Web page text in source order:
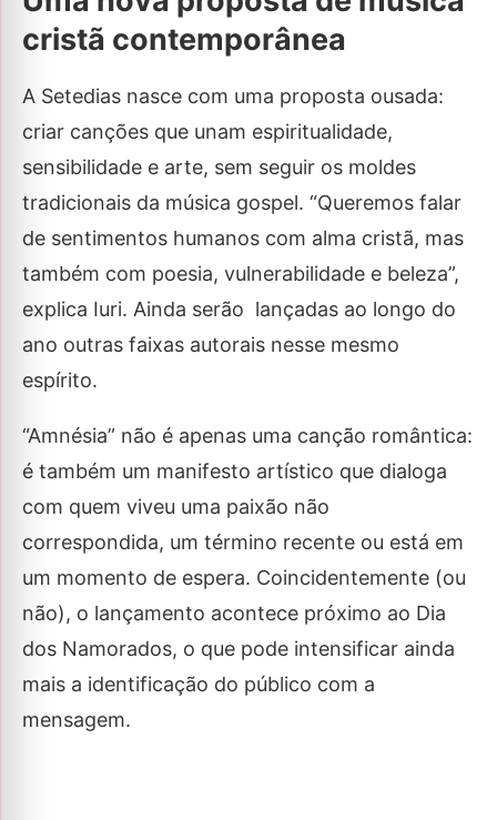
cristã contemporânea
A Setedias nasce com uma proposta ousada:
criar canções que unam espiritualidade,
sensibilidade e arte, sem seguir os moldes
tradicionais da música gospel. “Queremos falar
de sentimentos humanos com alma cristã, mas
também com poesia, vulnerabilidade e beleza”,
explica Iuri. Ainda serão lançadas ao longo do
ano outras faixas autorais nesse mesmo
espírito.
“Amnésia” não é apenas uma canção romântica:
é também um manifesto artístico que dialoga
com quem viveu uma paixão não
correspondida, um término recente ou está em
um momento de espera. Coincidentemente (ou
não), o lançamento acontece próximo ao Dia
dos Namorados, o que pode intensificar ainda
mais a identificação do público com a
mensagem.